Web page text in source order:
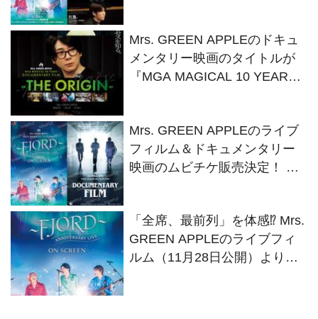
Mrs. GREEN APPLEのドキュ
メンタリー映画のタイトルが
『MGA MAGICAL 10 YEARS
Mrs. GREEN APPLEのライブ
フィルム＆ドキュメンタリー
映画のムビチケ販売決定！ パ
「全席、最前列」を体感⁉ Mrs.
GREEN APPLEのライブフィ
ルム（11月28日公開）よりキ